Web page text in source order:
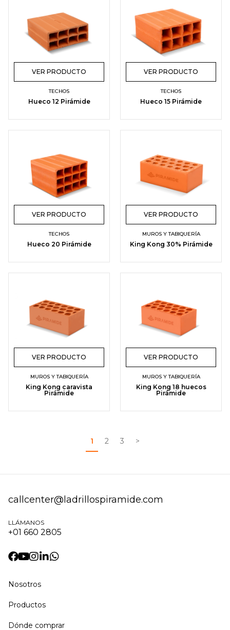
VER PRODUCTO
TECHOS
Hueco 12 Pirámide
VER PRODUCTO
TECHOS
Hueco 15 Pirámide
VER PRODUCTO
TECHOS
Hueco 20 Pirámide
VER PRODUCTO
MUROS Y TABIQUERÍA
King Kong 30% Pirámide
VER PRODUCTO
MUROS Y TABIQUERÍA
King Kong caravista
Pirámide
VER PRODUCTO
MUROS Y TABIQUERÍA
King Kong 18 huecos
Pirámide
1 2 3 >
callcenter@ladrillospiramide.com
LLÁMANOS
+01 660 2805
Nosotros
Productos
Dónde comprar